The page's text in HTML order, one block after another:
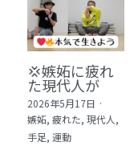
💢嫉妬に疲れ
た現代人が
2026年5月17日 ·
嫉妬, 疲れた, 現代人,
手足, 運動